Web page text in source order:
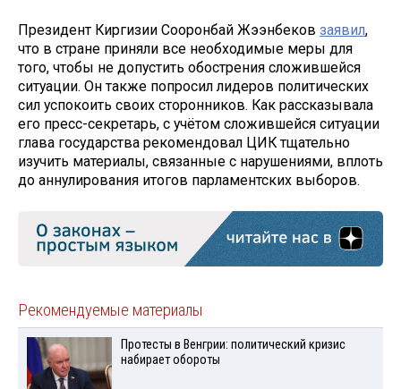
Президент Киргизии Сооронбай Жээнбеков заявил,
что в стране приняли все необходимые меры для
того, чтобы не допустить обострения сложившейся
ситуации. Он также попросил лидеров политических
сил успокоить своих сторонников. Как рассказывала
его пресс-секретарь, с учётом сложившейся ситуации
глава государства рекомендовал ЦИК тщательно
изучить материалы, связанные с нарушениями, вплоть
до аннулирования итогов парламентских выборов.
Рекомендуемые материалы
Протесты в Венгрии: политический кризис
набирает обороты